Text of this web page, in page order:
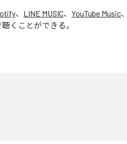
、 LINE MUSIC、 YouTube Music、
くことができる。